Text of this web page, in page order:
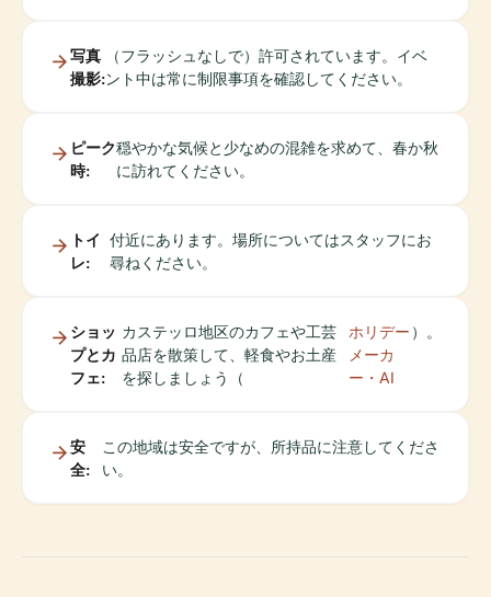
写真
撮影:
（フラッシュなしで）許可されています。イベ
ント中は常に制限事項を確認してください。
ピーク
時:
穏やかな気候と少なめの混雑を求めて、春か秋
に訪れてください。
トイ
レ:
付近にあります。場所についてはスタッフにお
尋ねください。
ショッ
プとカ
フェ:
カステッロ地区のカフェや工芸
品店を散策して、軽食やお土産
を探しましょう（
ホリデー
メーカ
ー・AI
）。
安
全:
この地域は安全ですが、所持品に注意してくださ
い。